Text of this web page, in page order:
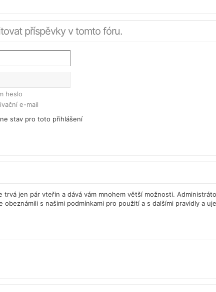
příspěvky v tomto fóru.
heslo
e-mail
stav pro toto přihlášení
jen pár vteřin a dává vám mnohem větší možnosti.
s našimi podmínkami pro použití a s dalšími pravidly a